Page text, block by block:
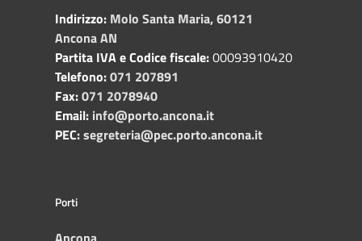
Indirizzo: Molo Santa Maria, 60121
Ancona AN
Partita IVA e Codice fiscale:00093910420
Telefono:071 207891
Fax:071 2078940
Email: info@porto.ancona.it
PEC:segreteria@pec.porto.ancona.it
Porti